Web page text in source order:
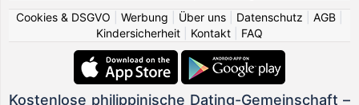
Cookies & DSGVO
Werbung Über uns Datenschutz AGB
Kindersicherheit
Kontakt FAQ
Kostenlose philippinische Dating-Gemeinschaft –